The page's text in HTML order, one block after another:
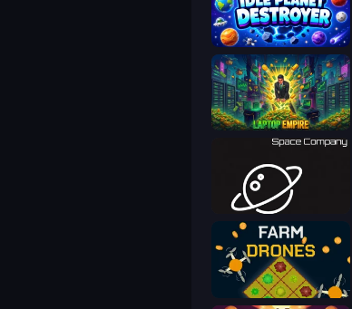
Idle Planet Destroyer
Laptop Empire
Space Company
Farm Drones